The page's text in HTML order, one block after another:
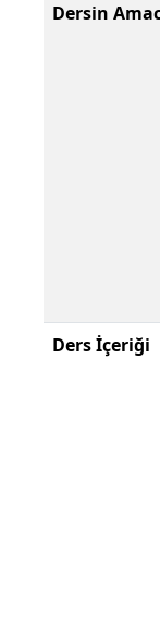
Dersin
Ders İçeriği